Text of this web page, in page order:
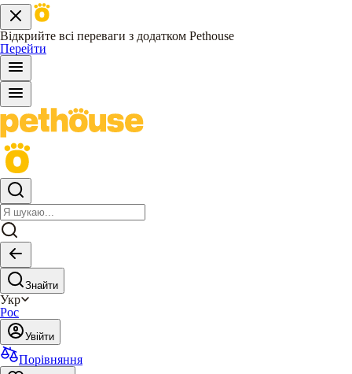
Відкрийте всі переваги з додатком Pethouse
Перейти
Знайти
Укр
Рос
Увійти
Порівняння